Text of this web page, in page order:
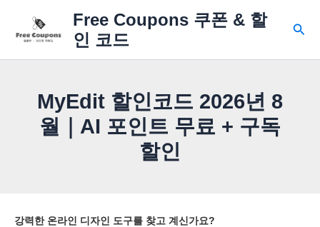
Free Coupons 쿠폰 & 할
인 코드
검
MyEdit 할인코드 2026년 8
월｜AI 포인트 무료 + 구독
할인
강력한 온라인 디자인 도구를 찾고 계신가요?